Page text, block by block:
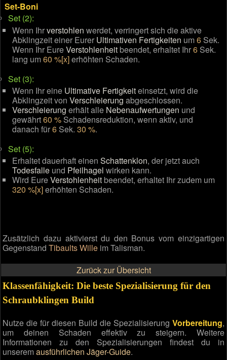
Set-Boni
Set (2):
Wenn Ihrverstohlen werdet, verringert sich die aktive
Abklingzeit einer Eurer Ultimativen Fertigkeiten um6Sek.
Wenn Ihr EureVerstohlenheitbeendet, erhaltet Ihr6Sek.
lang um60 %[x]erhöhten Schaden.
Set (3):
Wenn Ihr eine Ultimative Fertigkeiteinsetzt, wird die
Abklingzeit von Verschleierung abgeschlossen.
Verschleierung erhält alle Nebenaufwertungen und
gewährt60 %Schadensreduktion, wenn aktiv, und
danach für6Sek. 30 %.
Set (5):
Erhaltet dauerhaft einen Schattenklon, der jetzt auch
Todesfalleund Pfeilhagel wirken kann.
Wird EureVerstohlenheitbeendet, erhaltet Ihr zudem um
320 %[x]erhöhten Schaden.
Zusätzlich dazu aktivierst du den Bonus vom einzigartigen
GegenstandTibaults Wille im Talisman.
Zurück zur Übersicht
Klassenfähigkeit: Die beste Spezialisierung für den
Schraubklingen Build
Nutze die für diesen Build die Spezialisierung Vorbereitung,
um deinen Schaden effektiv zu steigern. Weitere
Informationen zu den Spezialisierungen findest du in
unseremausführlichen Jäger-Guide.